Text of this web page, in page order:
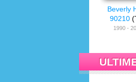
Beverly
90210
1990 -